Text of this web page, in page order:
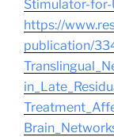
Stimulator-for-
https://
publication/